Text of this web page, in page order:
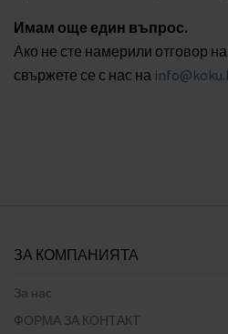
Имам още един въпрос.
Ако не сте намерили отговор
свържете се с нас на
ЗА КОМПАНИЯТА
За нас
ФОРМА ЗА КОНТАКТ